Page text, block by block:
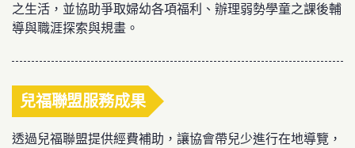
之生活，並協助爭取婦幼各項福利、辦理弱勢學童之課後輔
導與職涯探索與規畫。
兒福聯盟服務成果
透過兒福聯盟提供經費補助，讓協會帶兒少進行在地導覽，